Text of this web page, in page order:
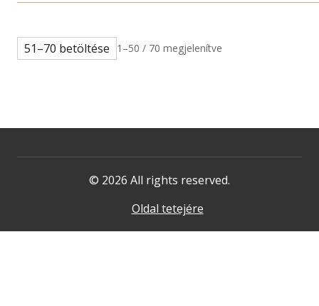
51–70 betöltése 1–50 / 70 megjelenítve
© 2026 All rights reserved.
Oldal tetejére